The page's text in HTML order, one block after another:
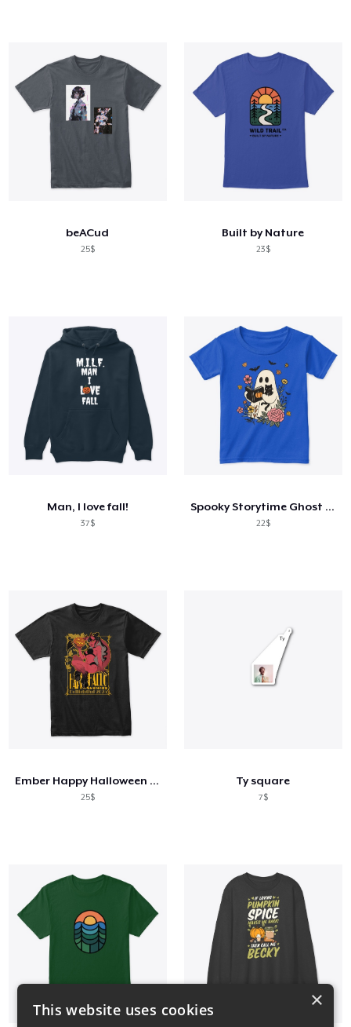
beACud
25$
Built by Nature
23$
Man, I love fall!
37$
Spooky Storytime Ghost Tee
22$
Ember Happy Halloween Tee
25$
Ty square
7$
×
This website uses cookies